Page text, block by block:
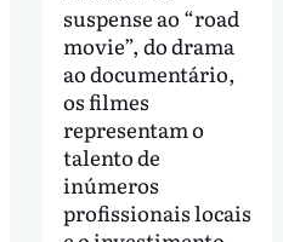
suspense ao “road
movie”, do drama
ao documentário,
os filmes
representam o
talento de
inúmeros
profissionais locais